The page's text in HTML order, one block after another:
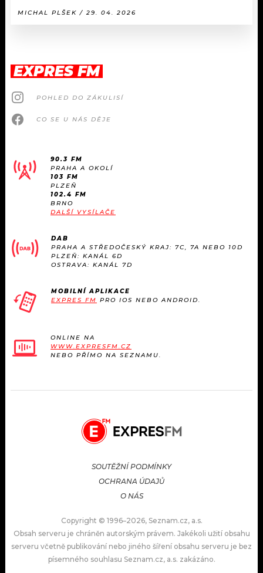
MICHAL PLŠEK / 29. 04. 2026
EXPRES FM
POHLED DO ZÁKULISÍ
CO SE U NÁS DĚJE
90.3 FM
PRAHA A OKOLÍ
103 FM
PLZEŇ
102.4 FM
BRNO
DALŠÍ VYSÍLAČE
DAB
PRAHA A STŘEDOČESKÝ KRAJ: 7C, 7A NEBO 10D
PLZEŇ: KANÁL 6D
OSTRAVA: KANÁL 7D
MOBILNÍ APLIKACE
EXPRES FM PRO IOS NEBO ANDROID.
ONLINE NA
WWW.EXPRESFM.CZ
NEBO PŘÍMO NA SEZNAMU.
SOUTĚŽNÍ PODMÍNKY
OCHRANA ÚDAJŮ
O NÁS
Copyright © 1996–2026, Seznam.cz, a.s.
Obsah serveru je chráněn autorským právem. Jakékoli užití obsahu
serveru včetně publikování nebo jiného šíření obsahu serveru je bez
písemného souhlasu Seznam.cz, a.s. zakázáno.